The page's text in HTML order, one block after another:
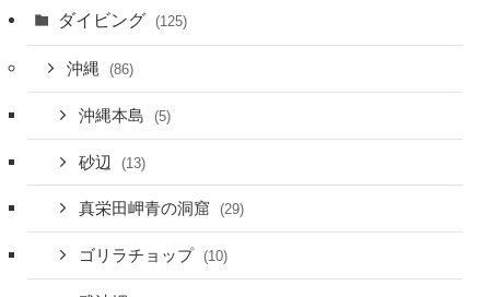
ダイビング (125)
沖縄 (86)
沖縄本島 (5)
砂辺 (13)
真栄田岬青の洞窟 (29)
ゴリラチョップ (10)